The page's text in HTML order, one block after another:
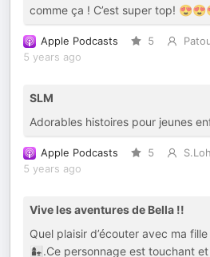
comme ça ! C’est super top!
Apple Podcasts 5
5 years ago
SLM
Adorables histoires pour jeunes
Apple Podcasts 5
5 years ago
Vive les aventures de Bella !!
Quel plaisir d’écouter avec ma
👩‍👧.Ce personnage est touchant